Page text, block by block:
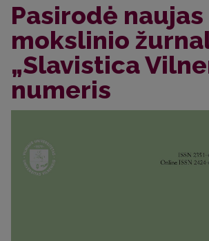
Pasirodė naujas
mokslinio
„Slavistica
numeris